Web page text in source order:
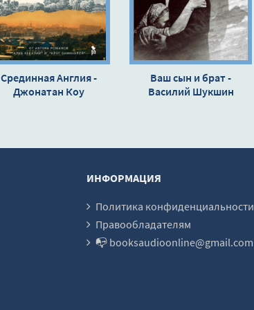
Срединная Англия -
Джонатан Коу
Ваш сын и брат -
Василий Шукшин
ИНФОРМАЦИЯ
Политика конфиденциальности
Правообладателям
📭 booksaudioonline@gmail.com